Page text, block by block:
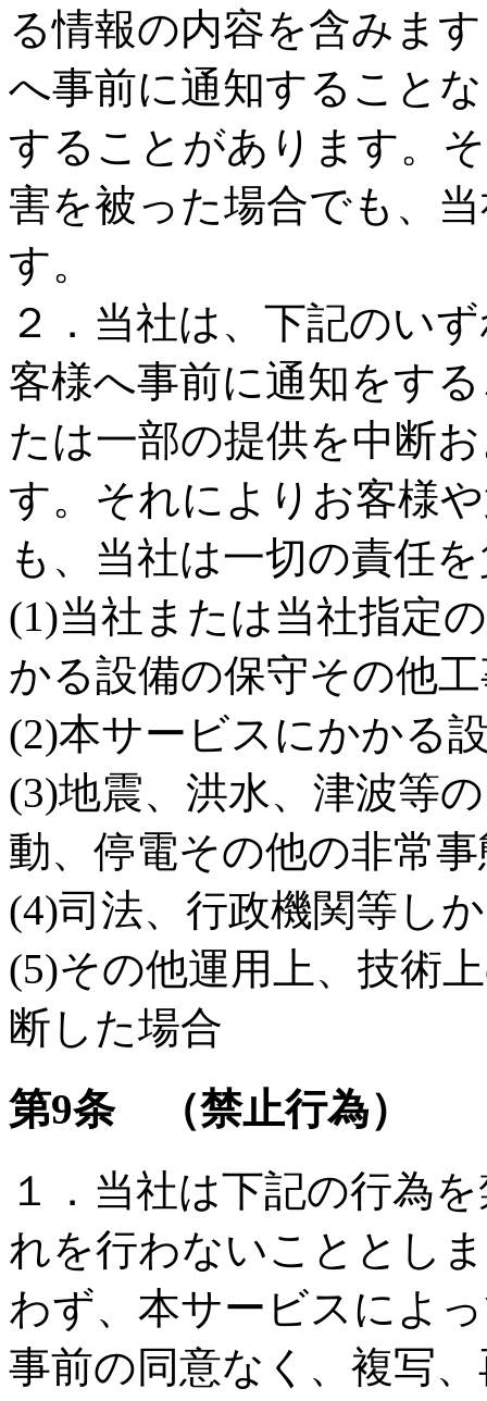
る情報の内容を含みま
へ事前に通知すること
することがあります。
害を被った場合でも、
す。
２．当社は、下記のい
客様へ事前に通知をす
たは一部の提供を中断
す。それによりお客様
も、当社は一切の責任
(1)当社または当社指定
かる設備の保守その他
(2)本サービスにかかる
(3)地震、洪水、津波等
動、停電その他の非常
(4)司法、行政機関等し
(5)その他運用上、技術
断した場合
第9条 （禁止行為）
１．当社は下記の行為
れを行わないこととし
わず、本サービスによ
事前の同意なく、複写